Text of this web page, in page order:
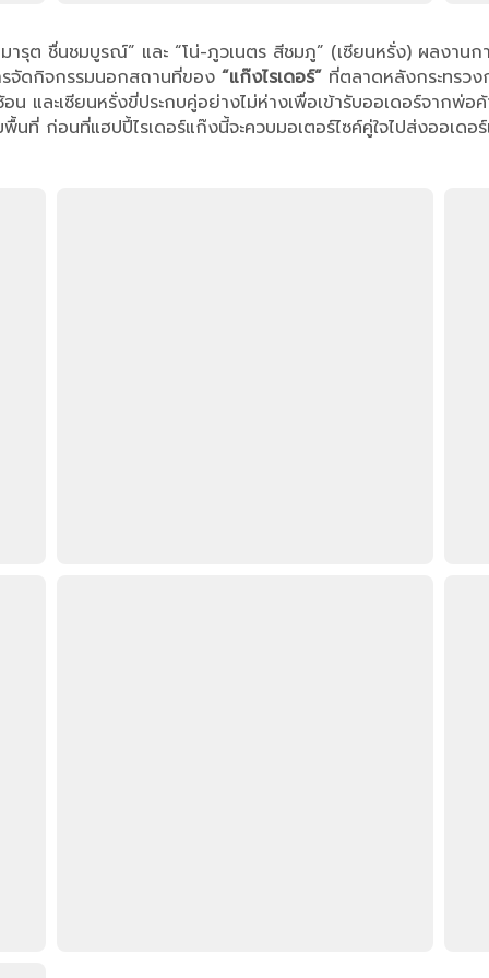
-มารุต ชื่นชมบูรณ์” และ “โน่-ภูวเนตร สีชมภู” (เซียนหรั่ง) ผล
จัดกิจกรรมนอกสถานที่ของ “แก๊งไรเดอร์” ที่ตลาดหลังกระทรว
ละเซียนหรั่งขี่ประกบคู่อย่างไม่ห่างเพื่อเข้ารับออเดอร์จากพ่อ
ที่ ก่อนที่แฮปปี้ไรเดอร์แก๊งนี้จะควบมอเตอร์ไซค์คู่ใจไปส่งออเด